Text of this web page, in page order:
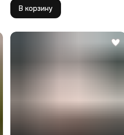
В корзину